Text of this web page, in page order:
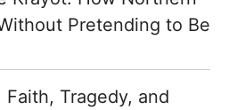
Pretending to Be
Tragedy, and